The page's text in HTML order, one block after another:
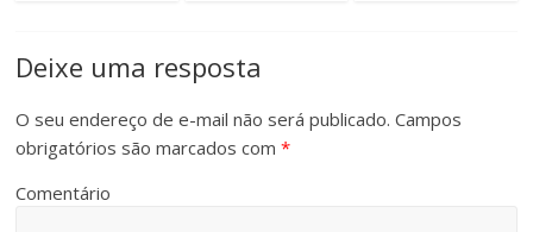
Deixe uma resposta
O seu endereço de e-mail não será publicado. Campos
obrigatórios são marcados com*
Comentário